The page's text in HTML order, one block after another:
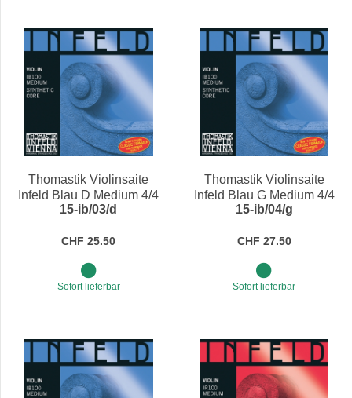
Thomastik Violinsaite
Infeld Blau D Medium 4/4
15-ib/03/d
CHF 25.50
Sofort lieferbar
Thomastik Violinsaite
Infeld Blau G Medium 4/4
15-ib/04/g
CHF 27.50
Sofort lieferbar